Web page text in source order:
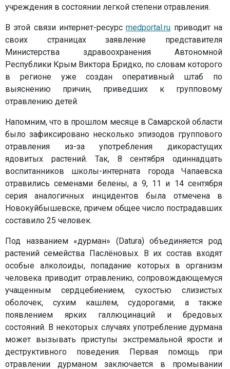
учреждения в состоянии легкой степени отравления.
В этой связи интернет-ресурсmedportal.ru приводит на
своих страницах заявление представителя
Министерства здравоохранения Автономной
Республики Крым Виктора Бридко, по словам которого
в регионе уже создан оперативный штаб по
выяснению причин, приведших к групповому
отравлению детей.
Напомним, что в прошлом месяце в Самарской области
было зафиксировано несколько эпизодов группового
отравления из-за употребления дикорастущих
ядовитых растений. Так, 8 сентября одиннадцать
воспитанников школы-интерната города Чапаевска
отравились семенами белены, а 9, 11 и 14 сентября
серия аналогичных инцидентов была отмечена в
Новокуйбышевске, причем общее число пострадавших
составило 25 человек.
Под названием «дурман» (Datura) объединяется род
растений семейства Паслёновых. В их состав входят
особые алколоиды, попадание которых в организм
человека приводит отравлению, сопровождающемуся
учащенным сердцебиением, сухостью слизистых
оболочек, сухим кашлем, судорогами, а также
появлением ярких галлюцинаций и бредовых
состояний. В некоторых случаях употребление дурмана
может вызывать приступы экстремальной ярости и
деструктивного поведения. Первая помощь при
отравлении дурманом заключается в промывании